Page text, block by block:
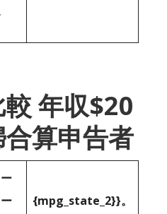
年収$20
算申告者
{mpg_state_2}}。